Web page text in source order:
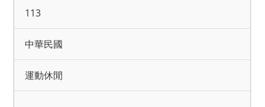
113
中華民國
運動休閒